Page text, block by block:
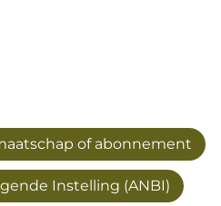
of abonnement
Instelling (ANBI)